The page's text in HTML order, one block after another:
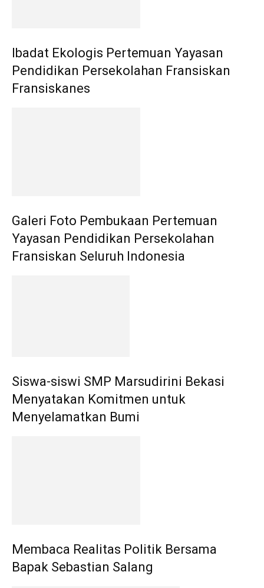
Ibadat Ekologis Pertemuan Yayasan
Pendidikan Persekolahan Fransiskan
Fransiskanes
Galeri Foto Pembukaan Pertemuan
Yayasan Pendidikan Persekolahan
Fransiskan Seluruh Indonesia
Siswa-siswi SMP Marsudirini Bekasi
Menyatakan Komitmen untuk
Menyelamatkan Bumi
Membaca Realitas Politik Bersama
Bapak Sebastian Salang